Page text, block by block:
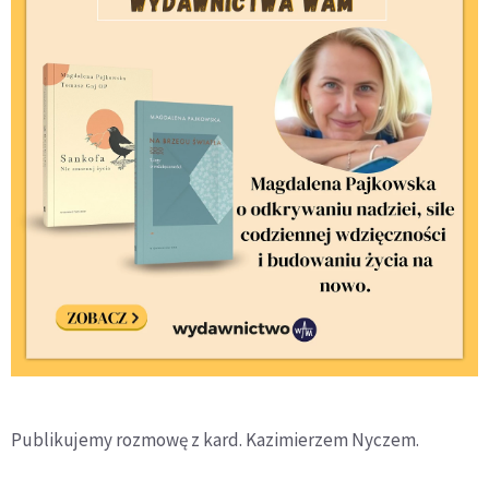
Publikujemy rozmowę z kard. Kazimierzem Nyczem.